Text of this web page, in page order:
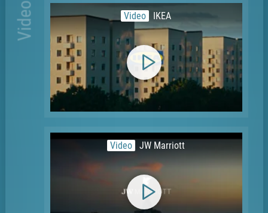
Video Video IKEA
Video JW Marriott